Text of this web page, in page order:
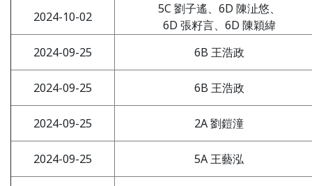
2024-10-02
5C 劉子遙、6D 陳沚悠、
6D 張籽言、6D 陳穎緯
2024-09-25
6B 王浩政
2024-09-25 6B 王浩政
2024-09-25 2A 劉鎧潼
2024-09-25 5A 王藝泓